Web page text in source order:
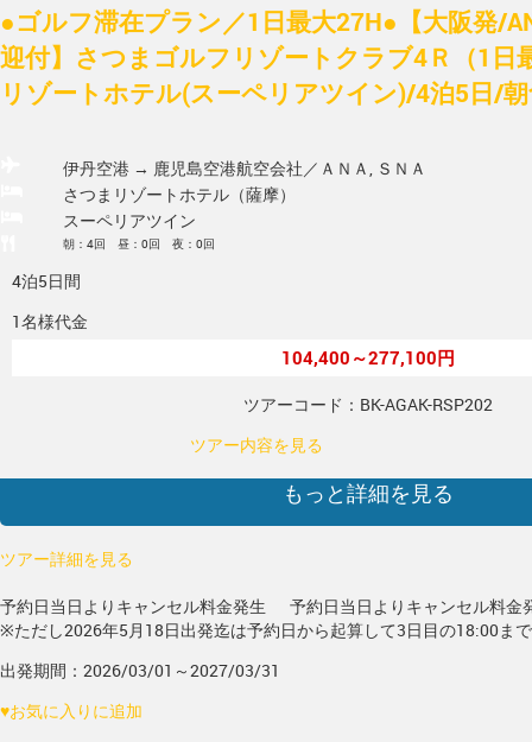
●ゴルフ滞在プラン／1日最大27H●【大阪発/
迎付】さつまゴルフリゾートクラブ4Ｒ（1日
リゾートホテル(スーペリアツイン)/4泊5日/
伊丹空港 → 鹿児島空港航空会社／ＡＮＡ, ＳＮＡ
さつまリゾートホテル（薩摩）
スーペリアツイン
朝：4回 昼：0回 夜：0回
4泊5日間
1名様代金
104,400～277,100円
ツアーコード：BK-AGAK-RSP202
ツアー内容を見る
もっと詳細を見る
ツアー詳細を見る
予約日当日よりキャンセル料金発生
予約日当日よりキャンセル料金
※ただし2026年5月18日出発迄は予約日から起算して3日目の18:00ま
出発期間：2026/03/01～2027/03/31
♥お気に入りに追加